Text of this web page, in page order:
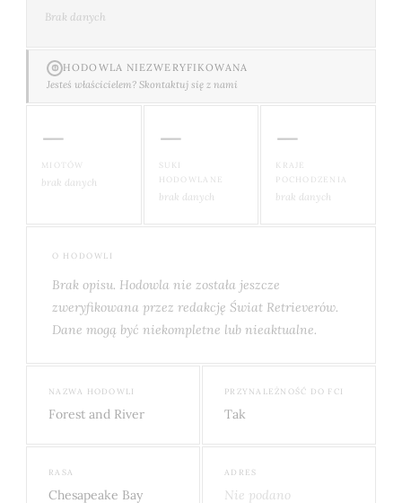
Brak danych
HODOWLA NIEZWERYFIKOWANA
Jesteś właścicielem? Skontaktuj się z nami
—
MIOTÓW
brak danych
—
SUKI
HODOWLANE
brak danych
—
KRAJE
POCHODZENIA
brak danych
O HODOWLI
Brak opisu. Hodowla nie została jeszcze
zweryfikowana przez redakcję Świat Retrieverów.
Dane mogą być niekompletne lub nieaktualne.
NAZWA HODOWLI
Forest and River
PRZYNALEŻNOŚĆ DO FCI
Tak
RASA
Chesapeake Bay
ADRES
Nie podano